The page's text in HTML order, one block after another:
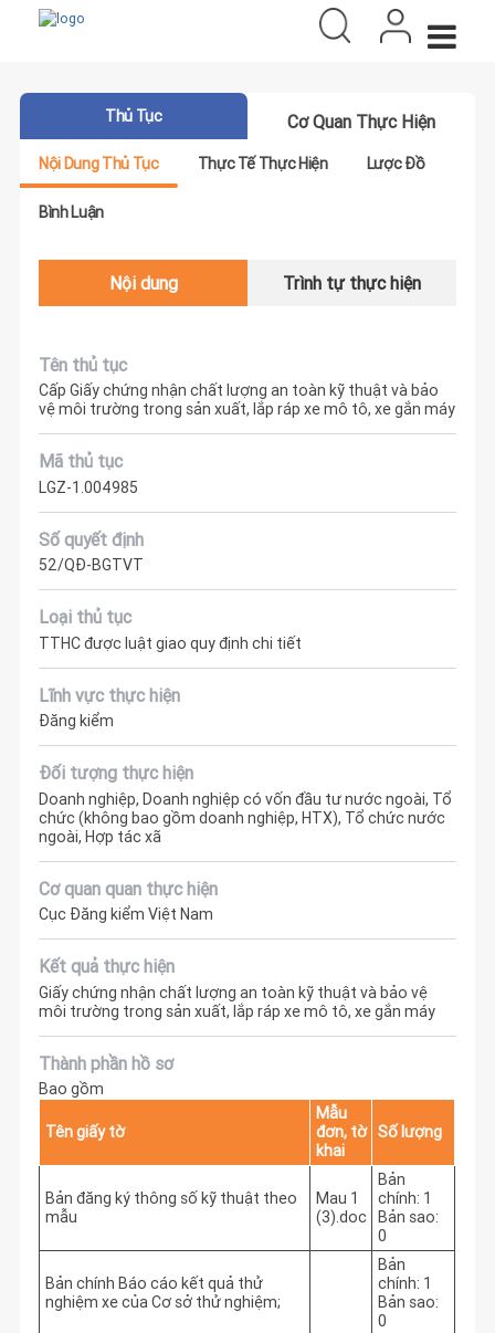
Thủ Tục Cơ Quan Thực Hiện
Nội Dung Thủ Tục Thực Tế Thực Hiện Lược Đồ
Bình Luận
Nội dung Trình tự thực hiện
Tên thủ tục
Cấp Giấy chứng nhận chất lượng an toàn kỹ thuật và bảo
vệ môi trường trong sản xuất, lắp ráp xe mô tô, xe gắn máy
Mã thủ tục
LGZ-1.004985
Số quyết định
52/QĐ-BGTVT
Loại thủ tục
TTHC được luật giao quy định chi tiết
Lĩnh vực thực hiện
Đăng kiểm
Đối tượng thực hiện
Doanh nghiệp, Doanh nghiệp có vốn đầu tư nước ngoài, Tổ
chức (không bao gồm doanh nghiệp, HTX), Tổ chức nước
ngoài, Hợp tác xã
Cơ quan quan thực hiện
Cục Đăng kiểm Việt Nam
Kết quả thực hiện
Giấy chứng nhận chất lượng an toàn kỹ thuật và bảo vệ
môi trường trong sản xuất, lắp ráp xe mô tô, xe gắn máy
Thành phần hồ sơ
Bao gồm
Tên giấy tờ
Mẫu
đơn, tờ
khai
Số lượng
Bản đăng ký thông số kỹ thuật theo
mẫu
Mau 1
(3).doc
Bản
chính: 1
Bản sao:
0
Bản chính Báo cáo kết quả thử
nghiệm xe của Cơ sở thử nghiệm;
Bản
chính: 1
Bản sao:
0